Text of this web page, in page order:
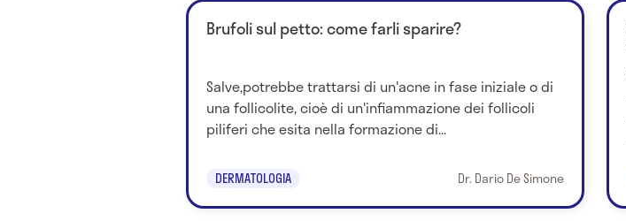
Brufoli sul petto: come farli sparire?
Salve,potrebbe trattarsi di un'acne in fase iniziale o di
una follicolite, cioè di un'infiammazione dei follicoli
piliferi che esita nella formazione di...
DERMATOLOGIA Dr. Dario De Simone